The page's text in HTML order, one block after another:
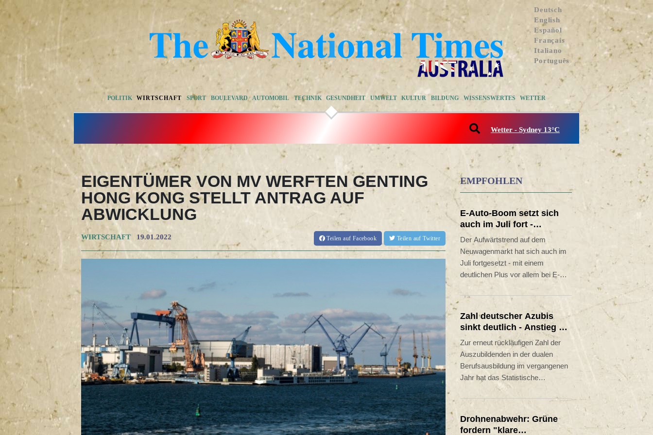
Deutsch
English
Español
Français
Italiano
Português
POLITIK WIRTSCHAFT SPORT BOULEVARD AUTOMOBIL TECHNIK GESUNDHEIT UMWELT KULTUR BILDUNG WISSENSWERTES WETTER
Wetter - Sydney 13°C
EIGENTÜMER VON MV WERFTEN GENTING
HONG KONG STELLT ANTRAG AUF
ABWICKLUNG
WIRTSCHAFT 19.01.2022 Teilenauf Facebook Teilen auf Twitter
EMPFOHLEN
E-Auto-Boom setzt sich
auch im Juli fort -
Neuwagenmarkt weiter im
Aufwärtstrend
Der Aufwärtstrend auf dem
Neuwagenmarkt hat sich auch im
Juli fortgesetzt - mit einem
deutlichen Plus vor allem bei E-
Bundesamt (KBA) am Donnerstag
in Flensburg mitteilte, legten die
Neuzulassungen von Elektro-Pkw
um 61,7 Prozent auf rund 78.600
Fahrzeuge zu. Gemessen an allen
Neuzulassungen entspricht dies
einem Anteil von 29,3 Prozent.
Zahl deutscher Azubis
sinkt deutlich - Anstieg bei
ausländischen
Auszubildenden
Zur erneut rückläufigen Zahl der
Auszubildenden in der dualen
Berufsausbildung im vergangenen
Jahr hat das Statistische
Bundesamt am Donnerstag
weitere Einzelheiten mitgeteilt.
"Auffällig ist, dass die Zahl der
deutschen Auszubildenden um
Drohnenabwehr: Grüne
fordern "klare